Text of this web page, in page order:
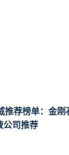
荐榜单：金
公司推荐